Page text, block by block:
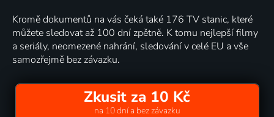
Kromě dokumentů na vás čeká také 176 TV stanic, které
můžete sledovat až 100 dní zpětně. K tomu nejlepší filmy
a seriály, neomezené nahrání, sledování v celé EU a vše
samozřejmě bez závazku.
Zkusit za 10 Kč
na 10 dní a bez závazku